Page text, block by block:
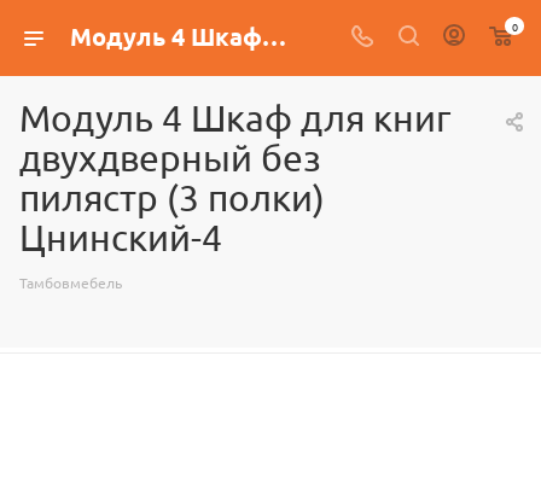
Модуль 4 Шкаф для книг двухдверный без пилястр (3 полки) Цнинский-4 0
Модуль 4 Шкаф для книг
двухдверный без
пилястр (3 полки)
Цнинский-4
Тамбовмебель